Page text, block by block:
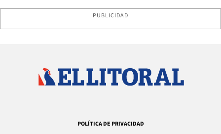
PUBLICIDAD
POLÍTICA DE PRIVACIDAD